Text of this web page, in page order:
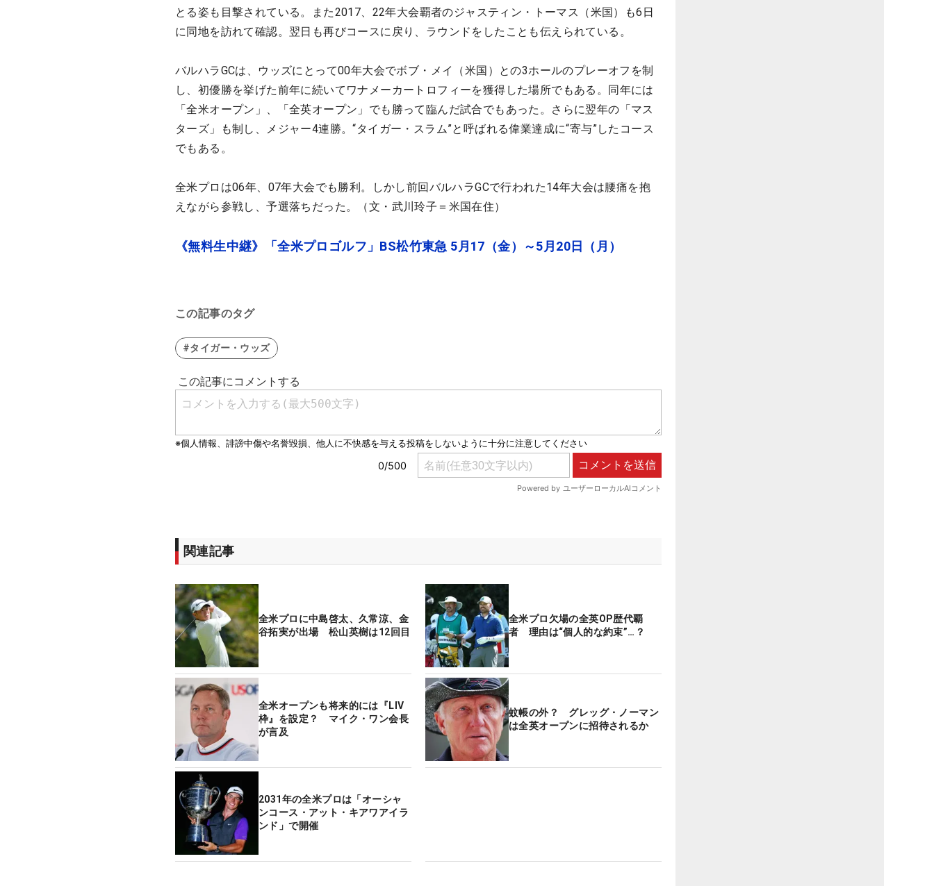
とる姿も目撃されている。また2017、22年大会覇者のジャスティン・トーマス（米国）も6日
に同地を訪れて確認。翌日も再びコースに戻り、ラウンドをしたことも伝えられている。
バルハラGCは、ウッズにとって00年大会でボブ・メイ（米国）との3ホールのプレーオフを制
し、初優勝を挙げた前年に続いてワナメーカートロフィーを獲得した場所でもある。同年には
「全米オープン」、「全英オープン」でも勝って臨んだ試合でもあった。さらに翌年の「マス
ターズ」も制し、メジャー4連勝。“タイガー・スラム”と呼ばれる偉業達成に“寄与”したコース
でもある。
全米プロは06年、07年大会でも勝利。しかし前回バルハラGCで行われた14年大会は腰痛を抱
えながら参戦し、予選落ちだった。（文・武川玲子＝米国在住）
《無料生中継》「全米プロゴルフ」BS松竹東急 5月17（金）～5月20日（月）
この記事のタグ
#タイガー・ウッズ
関連記事
全米プロに中島啓太、久常涼、金
谷拓実が出場 松山英樹は12回目
全米プロ欠場の全英OP歴代覇
者 理由は“個人的な約束”…？
全米オープンも将来的には『LIV
枠』を設定？ マイク・ワン会長
が言及
蚊帳の外？ グレッグ・ノーマン
は全英オープンに招待されるか
2031年の全米プロは「オーシャ
ンコース・アット・キアワアイラ
ンド」で開催